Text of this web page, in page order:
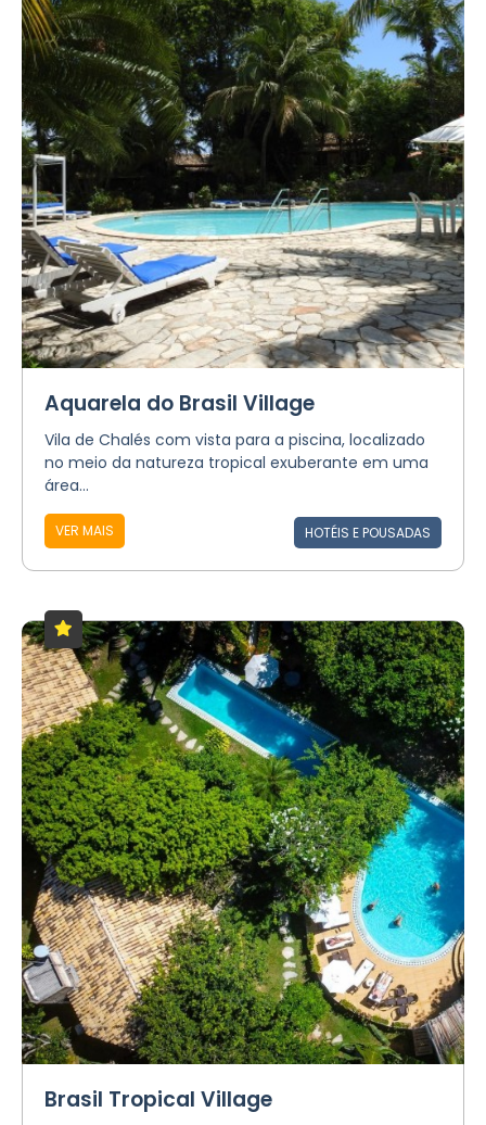
Aquarela do Brasil Village
Vila de Chalés com vista para a piscina, localizado
no meio da natureza tropical exuberante em uma
área...
VER MAIS HOTÉIS E POUSADAS
Brasil Tropical Village